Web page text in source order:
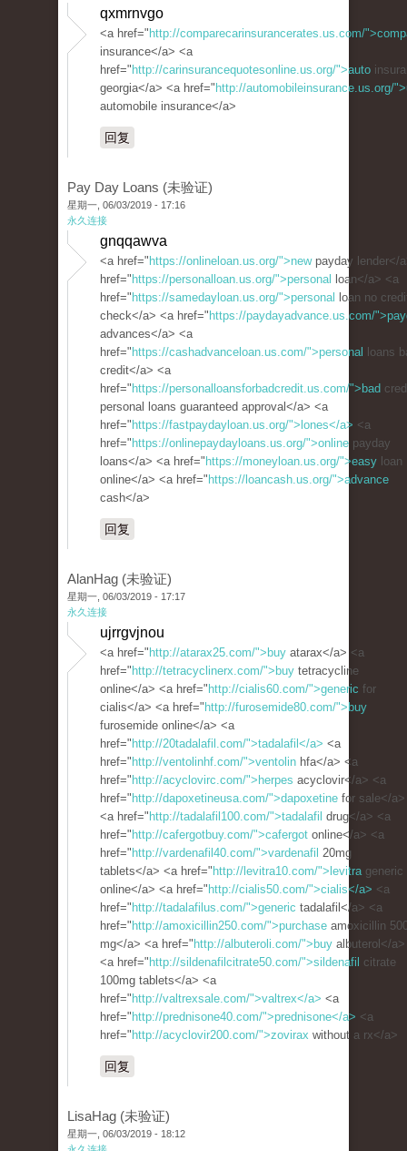
qxmrnvgo
<a href=" http://comparecarinsurancerates.us.com/
insurance</a> <a
href=" http://carinsurancequotesonline.us.org/">auto
georgia</a> <a href=" http://automobileinsurance.us.org/
automobile insurance</a>
回复
Pay Day Loans (未验证)
星期一, 06/03/2019 - 17:16
永久连接
gnqqawva
<a href=" https://onlineloan.us.org/">newpayday lender</
href=" https://personalloan.us.org/">personal loan</a> <a
href=" https://samedayloan.us.org/">personal loan no
check</a> <a href=" https://paydayadvance.us.com/
advances</a> <a
href=" https://cashadvanceloan.us.com/">personal
loans
credit</a> <a
href=" https://personalloansforbadcredit.us.com/">bad
personal loans guaranteed approval</a> <a
href=" https://fastpaydayloan.us.org/">lones</a> <a
href=" https://onlinepaydayloans.us.org/">online payday
loans</a> <a href=" https://moneyloan.us.org/">easy loan
online</a> <a href=" https://loancash.us.org/">advance
cash</a>
回复
AlanHag (未验证)
星期一, 06/03/2019 - 17:17
永久连接
ujrrgvjnou
<a href=" http://atarax25.com/">buy atarax</a> <a
href=" http://tetracyclinerx.com/">buy tetracycline
online</a> <a href=" http://cialis60.com/">generic for
cialis</a> <a href=" http://furosemide80.com/">buy
furosemide online</a> <a
href=" http://20tadalafil.com/">tadalafil</a> <a
href=" http://ventolinhf.com/">ventolin hfa</a> <a
href=" http://acyclovirc.com/">herpes acyclovir</a> <a
href=" http://dapoxetineusa.com/">dapoxetine for sale</a>
<a href=" http://tadalafil100.com/">tadalafil drug</a> <a
href=" http://cafergotbuy.com/">cafergot online</a> <a
href=" http://vardenafil40.com/">vardenafil 20mg
tablets</a> <a href=" http://levitra10.com/">levitrageneric
online</a> <a href=" http://cialis50.com/">cialis</a> <a
href=" http://tadalafilus.com/">generic tadalafil</a> <a
href=" http://amoxicillin250.com/">purchase amoxicillin
mg</a> <a href=" http://albuteroli.com/">buy albuterol</a>
<a href=" http://sildenafilcitrate50.com/">sildenafil citrate
100mg tablets</a> <a
href=" http://valtrexsale.com/">valtrex</a> <a
href=" http://prednisone40.com/">prednisone</a> <a
href=" http://acyclovir200.com/">zovirax without a rx</a>
回复
LisaHag (未验证)
星期一, 06/03/2019 - 18:12